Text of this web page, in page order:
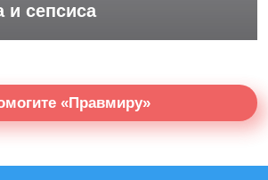
и сепсиса
«Правмиру»